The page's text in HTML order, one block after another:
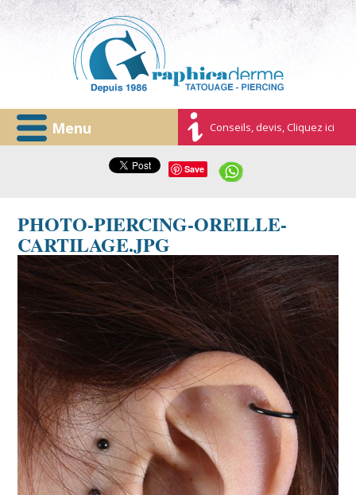
Menu Conseils, devis, Cliquez ici
Save
PHOTO-PIERCING-OREILLE-
CARTILAGE.JPG